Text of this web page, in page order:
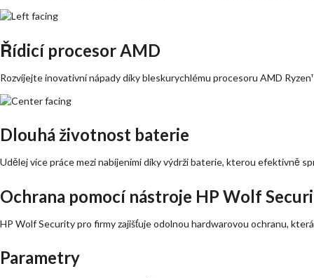
Řídicí procesor AMD
Rozvíjejte inovativní nápady díky bleskurychlému procesoru AMD
Dlouhá životnost baterie
Udělej více práce mezi nabíjeními díky výdrži baterie, kterou efektivně
Ochrana pomocí nástroje HP Wolf
HP Wolf Security pro firmy zajišťuje odolnou hardwarovou ochranu,
Parametry